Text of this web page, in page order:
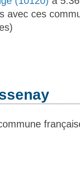
avec ces